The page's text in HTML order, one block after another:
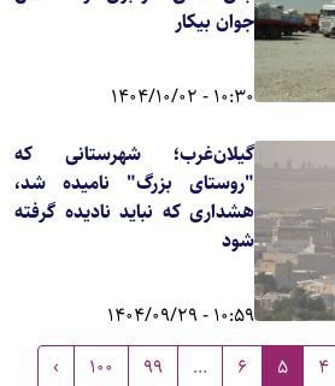
جوان بیکار
10:30 - 1404/10/02
گیلان‌غرب؛ شهرستانی که
"روستای بزرگ" نامیده شد،
هشداری که نباید نادیده گرفته
شود
10:59 - 1404/09/29
4
5
6
...
99
100
›